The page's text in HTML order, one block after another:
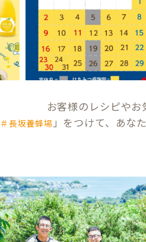
お客様のレシピやお
＃長坂養蜂場 」をつけて、あな